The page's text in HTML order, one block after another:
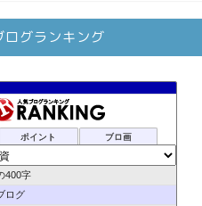
ログランキング
ポイント ブロ画
400字
ログ